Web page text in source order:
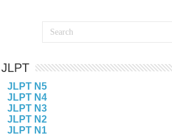
JLPT
JLPT N5
JLPT N4
JLPT N3
JLPT N2
JLPT N1